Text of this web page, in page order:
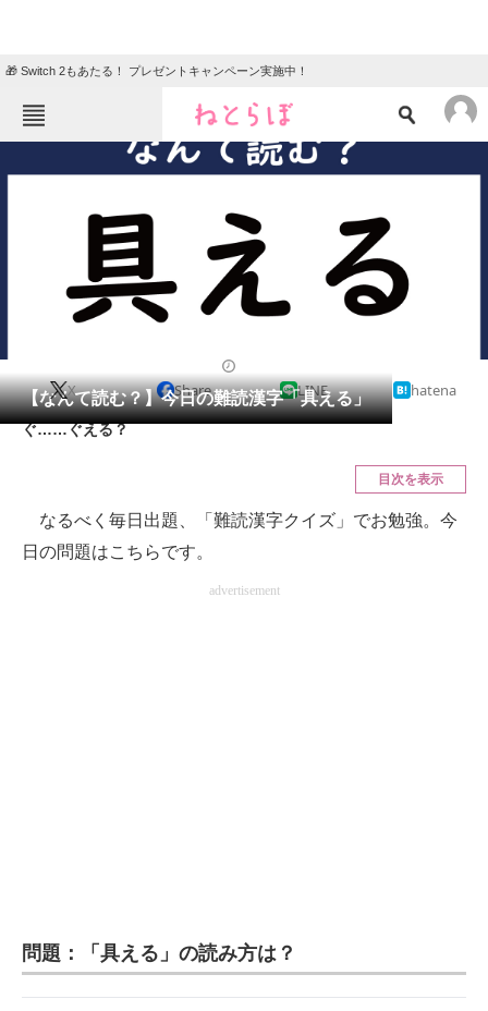
🎁 Switch 2もあたる！ プレゼントキャンペーン実施中！
ねとらぼメニュー
TOP ニュース
クイズ
地域
教育・育児
会員記事
ITの今と未来を見通す
ITエンジニア向け専門サイト
企業向けIT製品の総合サイト
【なんて読む？】今日の難読漢字「具える」
X Share LINE hatena
ぐ……ぐえる？
目次を表示
なるべく毎日出題、「難読漢字クイズ」でお勉強。今
日の問題はこちらです。
advertisement
問題：「具える」の読み方は？